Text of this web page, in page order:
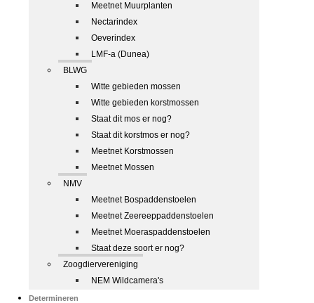
Meetnet Muurplanten
Nectarindex
Oeverindex
LMF-a (Dunea)
BLWG
Witte gebieden mossen
Witte gebieden korstmossen
Staat dit mos er nog?
Staat dit korstmos er nog?
Meetnet Korstmossen
Meetnet Mossen
NMV
Meetnet Bospaddenstoelen
Meetnet Zeereeppaddenstoelen
Meetnet Moeraspaddenstoelen
Staat deze soort er nog?
Zoogdiervereniging
NEM Wildcamera's
Determineren